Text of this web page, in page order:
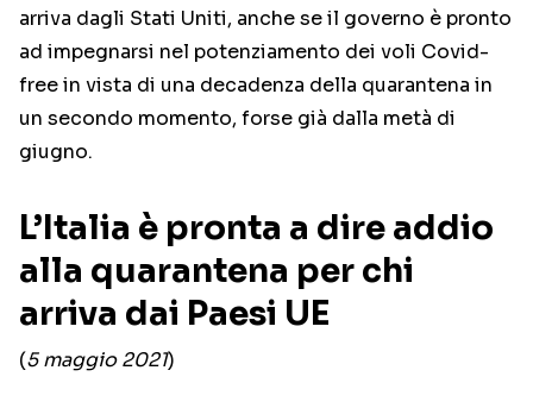
arriva dagli Stati Uniti, anche se il governo è pronto
ad impegnarsi nel potenziamento dei voli Covid-
free in vista di una decadenza della quarantena in
un secondo momento, forse già dalla metà di
giugno.
L’Italia è pronta a dire addio
alla quarantena per chi
arriva dai Paesi UE
(5 maggio 2021)